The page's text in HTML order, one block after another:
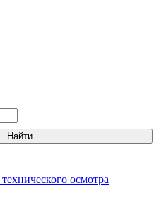
осмотра